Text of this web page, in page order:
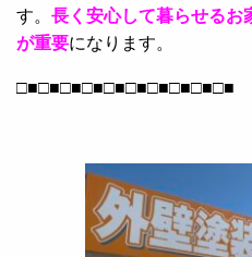
す。 長く安心して暮らせるお
が重要になります。
□■□■□■□■□■□■□■□■□■□■